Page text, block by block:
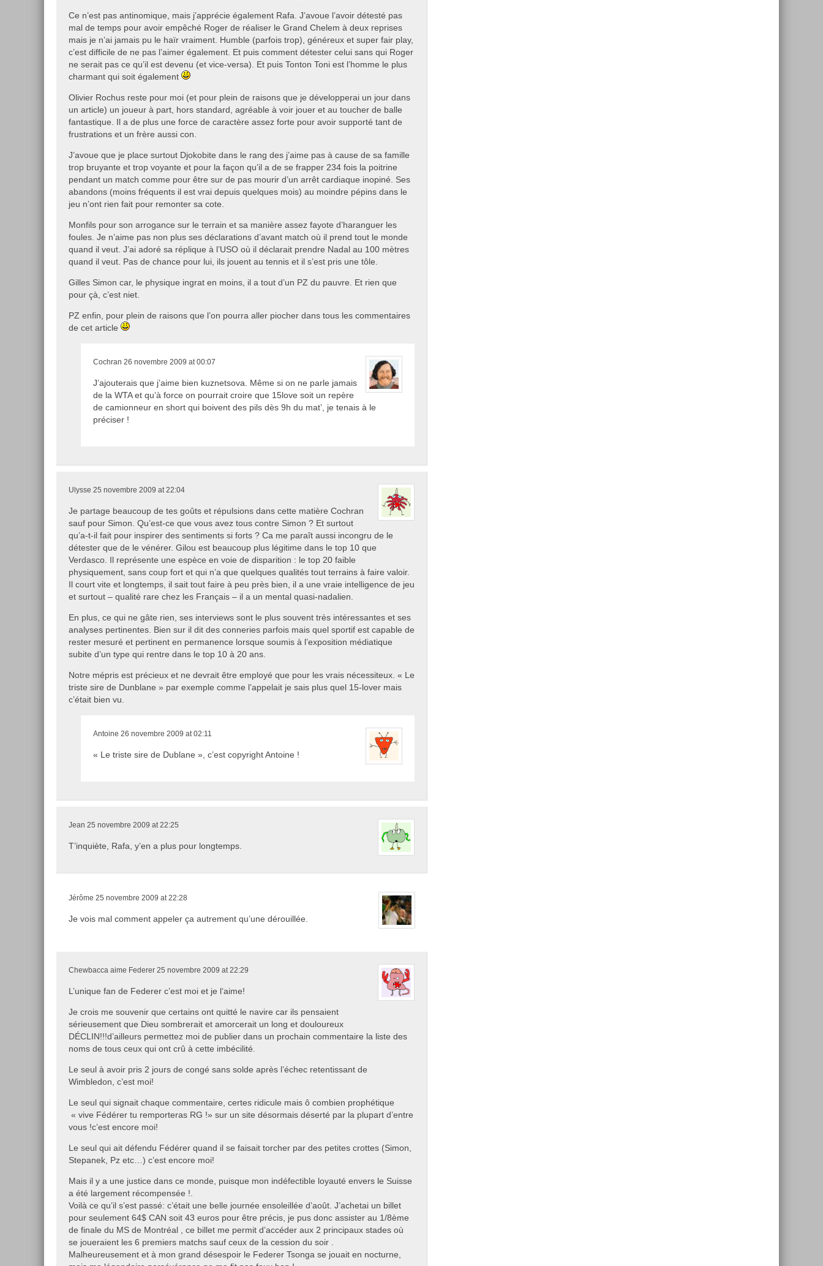
Ce n’est pas antinomique, mais j’apprécie également Rafa. J’avoue l’avoir détesté pas
mal de temps pour avoir empêché Roger de réaliser le Grand Chelem à deux reprises
mais je n’ai jamais pu le haïr vraiment. Humble (parfois trop), généreux et super fair play,
c’est difficile de ne pas l’aimer également. Et puis comment détester celui sans qui Roger
ne serait pas ce qu’il est devenu (et vice-versa). Et puis Tonton Toni est l’homme le plus
charmant qui soit également
Olivier Rochus reste pour moi (et pour plein de raisons que je développerai un jour dans
un article) un joueur à part, hors standard, agréable à voir jouer et au toucher de balle
fantastique. Il a de plus une force de caractère assez forte pour avoir supporté tant de
frustrations et un frère aussi con.
J’avoue que je place surtout Djokobite dans le rang des j’aime pas à cause de sa famille
trop bruyante et trop voyante et pour la façon qu’il a de se frapper 234 fois la poitrine
pendant un match comme pour être sur de pas mourir d’un arrêt cardiaque inopiné. Ses
abandons (moins fréquents il est vrai depuis quelques mois) au moindre pépins dans le
jeu n’ont rien fait pour remonter sa cote.
Monfils pour son arrogance sur le terrain et sa manière assez fayote d’haranguer les
foules. Je n’aime pas non plus ses déclarations d’avant match où il prend tout le monde
quand il veut. J’ai adoré sa réplique à l’USO où il déclarait prendre Nadal au 100 mètres
quand il veut. Pas de chance pour lui, ils jouent au tennis et il s’est pris une tôle.
Gilles Simon car, le physique ingrat en moins, il a tout d’un PZ du pauvre. Et rien que
pour çà, c’est niet.
PZ enfin, pour plein de raisons que l’on pourra aller piocher dans tous les commentaires
de cet article
Cochran 26 novembre 2009 at 00:07
J’ajouterais que j’aime bien kuznetsova. Même si on ne parle jamais
de la WTA et qu’à force on pourrait croire que 15love soit un repère
de camionneur en short qui boivent des pils dès 9h du mat’, je tenais à le
préciser !
Ulysse 25 novembre 2009 at 22:04
Je partage beaucoup de tes goûts et répulsions dans cette matière Cochran
sauf pour Simon. Qu’est-ce que vous avez tous contre Simon ? Et surtout
qu’a-t-il fait pour inspirer des sentiments si forts ? Ca me paraît aussi incongru de le
détester que de le vénérer. Gilou est beaucoup plus légitime dans le top 10 que
Verdasco. Il représente une espèce en voie de disparition : le top 20 faible
physiquement, sans coup fort et qui n’a que quelques qualités tout terrains à faire valoir.
Il court vite et longtemps, il sait tout faire à peu près bien, il a une vraie intelligence de jeu
et surtout – qualité rare chez les Français – il a un mental quasi-nadalien.
En plus, ce qui ne gâte rien, ses interviews sont le plus souvent très intéressantes et ses
analyses pertinentes. Bien sur il dit des conneries parfois mais quel sportif est capable de
rester mesuré et pertinent en permanence lorsque soumis à l’exposition médiatique
subite d’un type qui rentre dans le top 10 à 20 ans.
Notre mépris est précieux et ne devrait être employé que pour les vrais nécessiteux. « Le
triste sire de Dunblane » par exemple comme l’appelait je sais plus quel 15-lover mais
c’était bien vu.
Antoine 26 novembre 2009 at 02:11
« Le triste sire de Dublane », c’est copyright Antoine !
Jean 25 novembre 2009 at 22:25
T’inquiète, Rafa, y’en a plus pour longtemps.
Jérôme 25 novembre 2009 at 22:28
Je vois mal comment appeler ça autrement qu’une dérouillée.
Chewbacca aime Federer 25 novembre 2009 at 22:29
L’unique fan de Federer c’est moi et je l‘aime!
Je crois me souvenir que certains ont quitté le navire car ils pensaient
sérieusement que Dieu sombrerait et amorcerait un long et douloureux
DÉCLIN!!!d’ailleurs permettez moi de publier dans un prochain commentaire la liste des
noms de tous ceux qui ont crû à cette imbécilité.
Le seul à avoir pris 2 jours de congé sans solde après l’échec retentissant de
Wimbledon, c’est moi!
Le seul qui signait chaque commentaire, certes ridicule mais ô combien prophétique
« vive Fédérer tu remporteras RG !» sur un site désormais déserté par la plupart d’entre
vous !c’est encore moi!
Le seul qui ait défendu Fédérer quand il se faisait torcher par des petites crottes (Simon,
Stepanek, Pz etc…) c’est encore moi!
Mais il y a une justice dans ce monde, puisque mon indéfectible loyauté envers le Suisse
a été largement récompensée !.
Voilà ce qu’il s’est passé: c’était une belle journée ensoleillée d’août. J’achetai un billet
pour seulement 64$ CAN soit 43 euros pour être précis, je pus donc assister au 1/8ème
de finale du MS de Montréal , ce billet me permit d’accéder aux 2 principaux stades où
se joueraient les 6 premiers matchs sauf ceux de la cession du soir .
Malheureusement et à mon grand désespoir le Federer Tsonga se jouait en nocturne,